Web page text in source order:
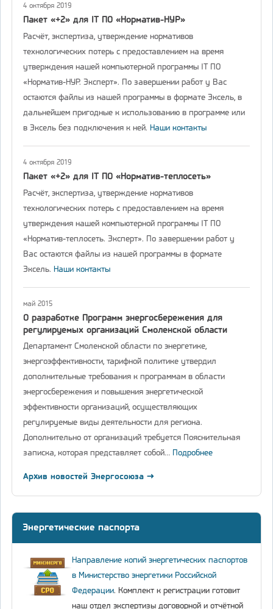
4 октября 2019
Пакет «+2» для IT ПО «Норматив-НУР»
Расчёт, экспертиза, утверждение нормативов
технологических потерь с предоставлением на время
утверждения нашей компьютерной программы IT ПО
«Норматив-НУР. Эксперт». По завершении работ у Вас
остаются файлы из нашей программы в формате Эксель, в
дальнейшем пригодные к использованию в программе или
в Эксель без подключения к ней. Наши контакты
4 октября 2019
Пакет «+2» для IT ПО «Норматив-теплосеть»
Расчёт, экспертиза, утверждение нормативов
технологических потерь с предоставлением на время
утверждения нашей компьютерной программы IT ПО
«Норматив-теплосеть. Эксперт». По завершении работ у
Вас остаются файлы из нашей программы в формате
Эксель. Наши контакты
май 2015
О разработке Программ энергосбережения для
регулируемых организаций Смоленской области
Департамент Смоленской области по энергетике,
энергоэффективности, тарифной политике утвердил
дополнительные требования к программам в области
энергосбережения и повышения энергетической
эффективности организаций, осуществляющих
регулируемые виды деятельности для региона.
Дополнительно от организаций требуется Пояснительная
записка, которая представляет собой… Подробнее
Архив новостей Энергосоюза →
Энергетические паспорта
Направление копий энергетических паспортов
в Министерство энергетики Российской
Федерации. Комплект к регистрации готовит
наш отдел экспертизы договорной и отчётной